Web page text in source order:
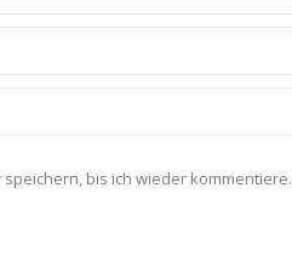
bis ich wieder kommentiere.